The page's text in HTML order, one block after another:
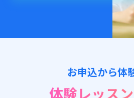
📖 資料請求お申込から体
体験レッス